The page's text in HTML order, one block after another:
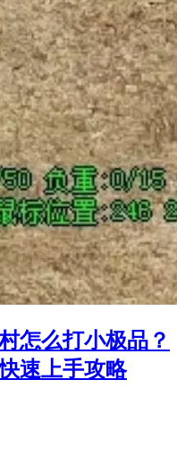
怎么打小极品？
速上手攻略